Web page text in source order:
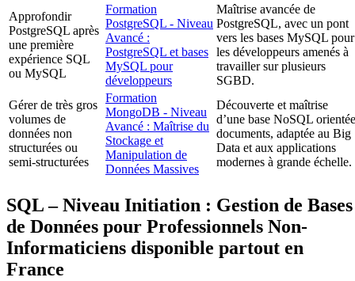
Approfondir
PostgreSQL après
une première
expérience SQL
ou MySQL
Formation
PostgreSQL - Niveau
Avancé :
PostgreSQL et bases
MySQL pour
développeurs
Maîtrise avancée de
PostgreSQL, avec un pont
vers les bases MySQL pour
les développeurs amenés à
travailler sur plusieurs
SGBD.
Gérer de très gros
volumes de
données non
structurées ou
semi-structurées
Formation
MongoDB - Niveau
Avancé : Maîtrise du
Stockage et
Manipulation de
Données Massives
Découverte et maîtrise
d’une base NoSQL orientée
documents, adaptée au Big
Data et aux applications
modernes à grande échelle.
SQL – Niveau Initiation : Gestion de Bases
de Données pour Professionnels Non-
Informaticiens disponible partout en
France